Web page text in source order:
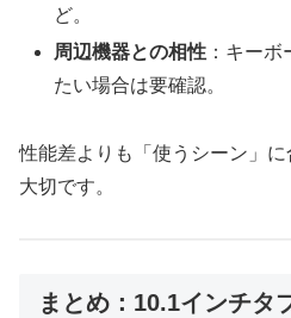
ど。
周辺機器との相性 ：キー
たい場合は要確認。
性能差よりも「使うシーン」
大切です。
まとめ：10.1インチタ